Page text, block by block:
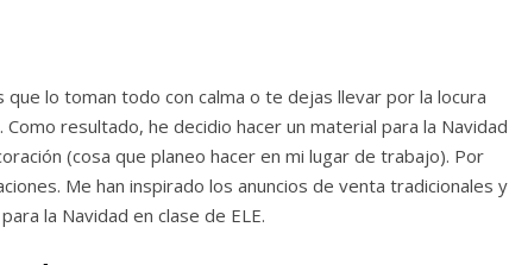
lo toman todo con calma o te dejas llevar por la locura
resultado, he decidio hacer un material para la Navidad
(cosa que planeo hacer en mi lugar de trabajo). Por
Me han inspirado los anuncios de venta tradicionales y
la Navidad en clase de ELE.